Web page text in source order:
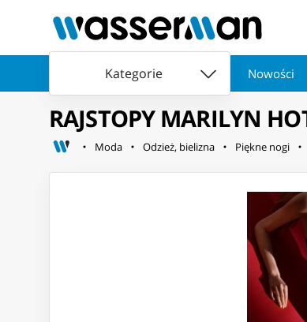
Kategorie Nowości
RAJSTOPY MARILYN
Moda Odzież, bielizna Piękne nogi